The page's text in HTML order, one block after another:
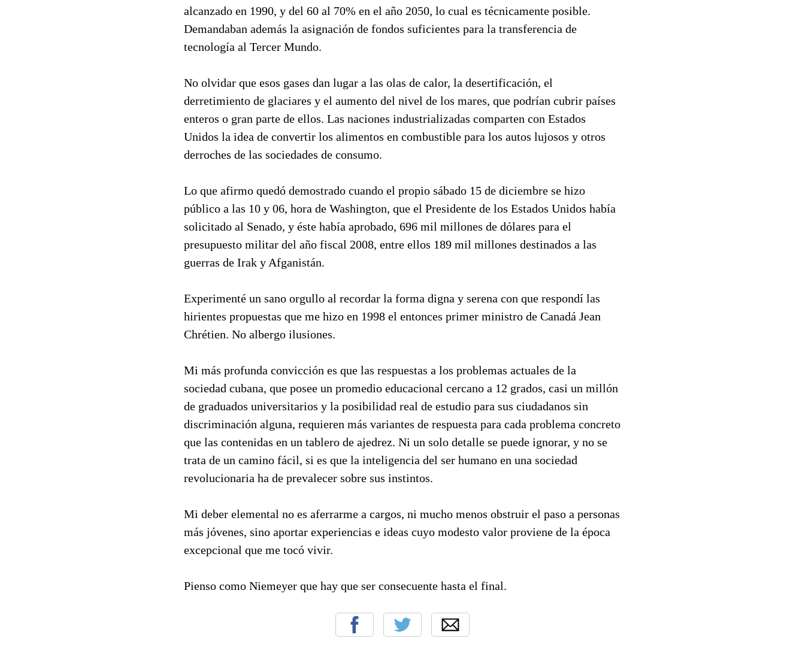
alcanzado en 1990, y del 60 al 70% en el año 2050, lo cual es técnicamente posible.
Demandaban además la asignación de fondos suficientes para la transferencia de
tecnología al Tercer Mundo.
No olvidar que esos gases dan lugar a las olas de calor, la desertificación, el
derretimiento de glaciares y el aumento del nivel de los mares, que podrían cubrir países
enteros o gran parte de ellos. Las naciones industrializadas comparten con Estados
Unidos la idea de convertir los alimentos en combustible para los autos lujosos y otros
derroches de las sociedades de consumo.
Lo que afirmo quedó demostrado cuando el propio sábado 15 de diciembre se hizo
público a las 10 y 06, hora de Washington, que el Presidente de los Estados Unidos había
solicitado al Senado, y éste había aprobado, 696 mil millones de dólares para el
presupuesto militar del año fiscal 2008, entre ellos 189 mil millones destinados a las
guerras de Irak y Afganistán.
Experimenté un sano orgullo al recordar la forma digna y serena con que respondí las
hirientes propuestas que me hizo en 1998 el entonces primer ministro de Canadá Jean
Chrétien. No albergo ilusiones.
Mi más profunda convicción es que las respuestas a los problemas actuales de la
sociedad cubana, que posee un promedio educacional cercano a 12 grados, casi un millón
de graduados universitarios y la posibilidad real de estudio para sus ciudadanos sin
discriminación alguna, requieren más variantes de respuesta para cada problema concreto
que las contenidas en un tablero de ajedrez. Ni un solo detalle se puede ignorar, y no se
trata de un camino fácil, si es que la inteligencia del ser humano en una sociedad
revolucionaria ha de prevalecer sobre sus instintos.
Mi deber elemental no es aferrarme a cargos, ni mucho menos obstruir el paso a personas
más jóvenes, sino aportar experiencias e ideas cuyo modesto valor proviene de la época
excepcional que me tocó vivir.
Pienso como Niemeyer que hay que ser consecuente hasta el final.